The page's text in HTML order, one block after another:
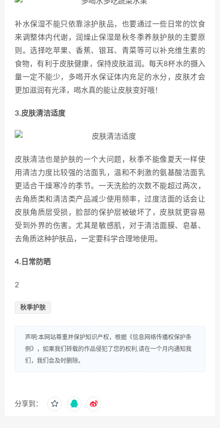
补水保湿不能只依靠涂护肤品，也要通过一些日常的饮食
来调整体内代谢，润燥止保湿是秋冬季养肤护肤的主要原
则。选择吃苹果、香蕉、银耳、青菜等可以补充维生素的
食物，有利于皮肤健康，保持皮肤滋润。每天8杯水的摄入
量一定不能少，多喝开水保证体内充足的水分，皮肤才会
更加滋润有光泽，喝水真的能让皮肤变好哦！
3.皮肤清洁适度
皮肤清洁也是护肤的一个大问题，秋季不能像夏天一样使
用清洁力度比较强的洁面乳，温和不刺激的氨基酸洁面乳
更适合干燥寒冷的季节。一天洗脸的次数不能超过两次，
去角质类和清洁类产品减少使用频率，过度洁面的话会让
皮肤角质层受损，脸部的保护层被破坏了，皮肤就更容易
受到外界的伤害。尤其是敏感肌，对于清洁面膜、皂基、
去角质这种护肤品，一定要科学合理地使用。
4.日常防晒
2
秋季护肤
声明:本网站尊重并保护知识产权，根据《信息网络传播权保护条
例》，如果我们转载的作品侵犯了您的权利,请在一个月内通知我
们，我们会及时删除。
分享到：